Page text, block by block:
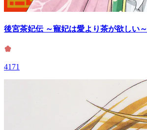
後宮茶妃伝 ～寵妃は愛より茶が欲しい～
4171